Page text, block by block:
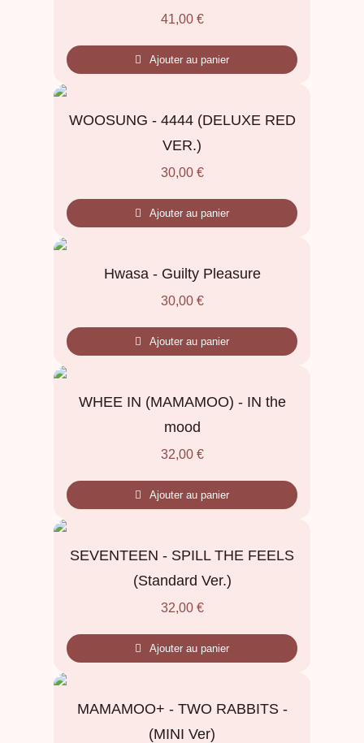
41,00 €
Ajouter au panier
WOOSUNG - 4444 (DELUXE RED
VER.)
30,00 €
Ajouter au panier
Hwasa - Guilty Pleasure
30,00 €
Ajouter au panier
WHEE IN (MAMAMOO) - IN the
mood
32,00 €
Ajouter au panier
SEVENTEEN - SPILL THE FEELS
(Standard Ver.)
32,00 €
Ajouter au panier
MAMAMOO+ - TWO RABBITS -
(MINI Ver)